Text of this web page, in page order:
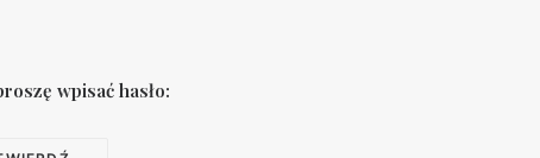
wpisać hasło: